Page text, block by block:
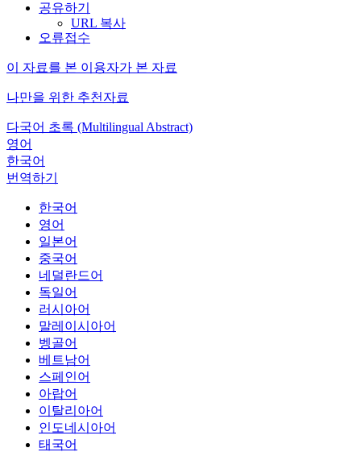
공유하기
URL 복사
오류접수
이 자료를 본 이용자가 본 자료
나만을 위한 추천자료
다국어 초록 (Multilingual Abstract)
영어
한국어
번역하기
한국어
영어
일본어
중국어
네덜란드어
독일어
러시아어
말레이시아어
벵골어
베트남어
스페인어
아랍어
이탈리아어
인도네시아어
태국어